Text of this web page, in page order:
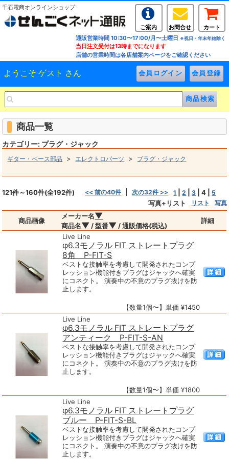
千石電商オンラインショップ
ご案内 お問合せ
カート
通販営業時間 10:30〜17:00/月〜土曜日 ※祝日・年末年始除く
当日注文受付は13時までになります
店舗の営業時間は各店舗案内ページをご確認ください
ようこそ ゲスト さん
商品一覧
カテゴリー: プラグ・ジャック
ギター・ベース部品 > エレクトロパーツ > プラグ・ジャック
121件～160件(全192件) << 前の40件 次の32件 >> 1 |2 |3 |4 5
写真+リスト リスト 写真
商品画像
メーカー名▼
商品名▼ / 型番▼ / 通販価格(税込)
詳細
Live Line
φ6.3モノラル FIT ストレートプラグ
8角 P-FIT-S
ベストな接触率を考慮して開発されたコンプ
レッション機能付きプラグはジャックへ確実
にコネクト。 演奏中の不意のプラグ抜けを防
止します。
【数量1個〜】単価 ¥1450
Live Line
φ6.3モノラル FIT ストレートプラグ
アンティーク P-FIT-S-AN
ベストな接触率を考慮して開発されたコンプ
レッション機能付きプラグはジャックへ確実
にコネクト。 演奏中の不意のプラグ抜けを防
止します。
【数量1個〜】単価 ¥1800
Live Line
φ6.3モノラル FIT ストレートプラグ
ブルー P-FIT-S-BL
ベストな接触率を考慮して開発されたコンプ
レッション機能付きプラグはジャックへ確実
にコネクト。 演奏中の不意のプラグ抜けを防
止します。